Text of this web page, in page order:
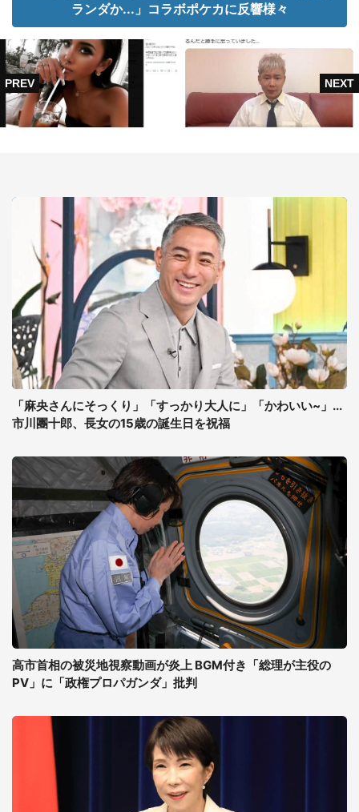
ランダか...」コラボポケカに反響様々
「麻央さんにそっくり」「すっかり大人に」「かわいい~」...
市川團十郎、長女の15歳の誕生日を祝福
高市首相の被災地視察動画が炎上 BGM付き「総理が主役の
PV」に「政権プロパガンダ」批判